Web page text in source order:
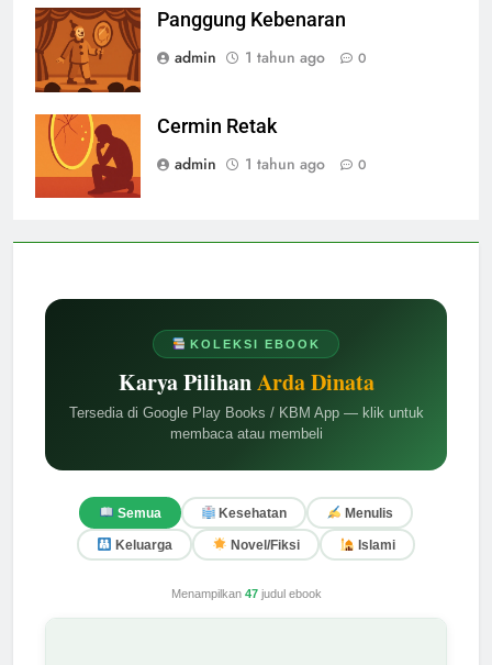
KOLEKSI EBOOK
Karya PilihanArda Dinata
Tersedia di Google Play Books / KBM App — klik untuk
membaca atau membeli
Semua Kesehatan Menulis
Keluarga Novel/Fiksi Islami
Menampilkan 47judul ebook
Panggung Kebenaran
admin
1 tahun ago 0
Cermin Retak
admin
1 tahun ago 0